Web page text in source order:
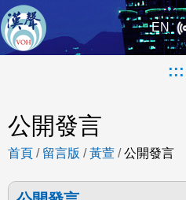
EN
:::
公開發言
首頁 / 留言版 /黃萱 /公開發言